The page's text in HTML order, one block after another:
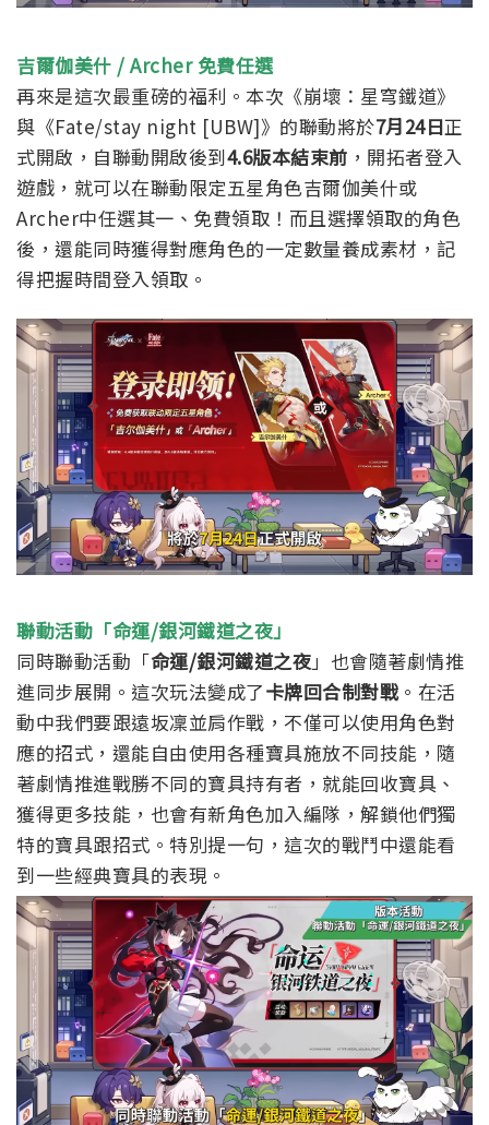
吉爾伽美什 / Archer 免費任選
再來是這次最重磅的福利。本次《崩壞：星穹鐵道》
與《Fate/stay night [UBW]》的聯動將於7月24日正
式開啟，自聯動開啟後到4.6版本結束前 ，開拓者登入
遊戲，就可以在聯動限定五星角色吉爾伽美什或
Archer中任選其一、免費領取！而且選擇領取的角色
後，還能同時獲得對應角色的一定數量養成素材，記
得把握時間登入領取。
聯動活動「命運/銀河鐵道之夜」
同時聯動活動「命運/銀河鐵道之夜」也會隨著劇情推
進同步展開。這次玩法變成了卡牌回合制對戰。在活
動中我們要跟遠坂凜並肩作戰，不僅可以使用角色對
應的招式，還能自由使用各種寶具施放不同技能，隨
著劇情推進戰勝不同的寶具持有者，就能回收寶具、
獲得更多技能，也會有新角色加入編隊，解鎖他們獨
特的寶具跟招式。特別提一句，這次的戰鬥中還能看
到一些經典寶具的表現。